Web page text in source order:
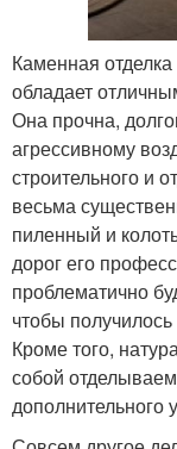
Каменная
обладает
Она прочна,
агрессивному
строительного и
весьма
пиленный и
дорог его
проблематично
чтобы
Кроме того,
собой
дополнительного